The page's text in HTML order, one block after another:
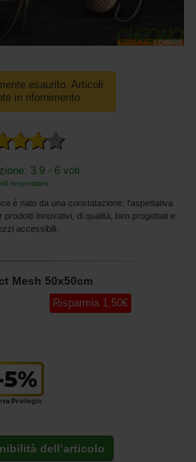
esaurito. Articoli
in rifornimento.
3.9 - 6 voti
recensioni
è nato da una constatazione: l'aspettativa
innovativi, di qualità, ben progettati e
accessibili.
Mesh 50x50cm
Risparmia 1 ,50€
dell’articolo